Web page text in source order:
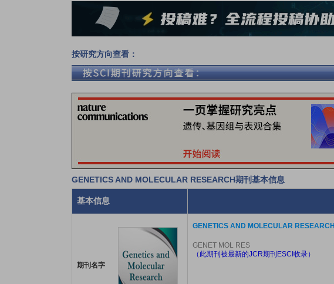
按研究方向查看：
GENETICS AND MOLECULAR RESEARCH期刊基本信息
基本信息
期刊名字
GENETICS AND MOLECULAR RESEARCH
GENET MOL RES
（此期刊被最新的JCR期刊ESCI收录）